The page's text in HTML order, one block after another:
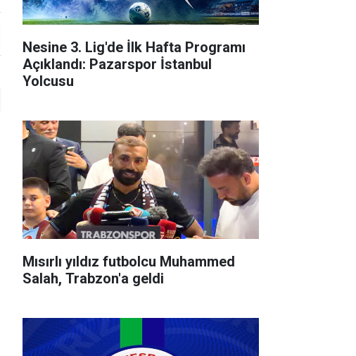
Nesine 3. Lig'de İlk Hafta Programı
Açıklandı: Pazarspor İstanbul
Yolcusu
Mısırlı yıldız futbolcu Muhammed
Salah, Trabzon'a geldi